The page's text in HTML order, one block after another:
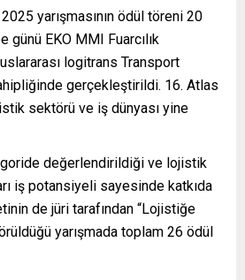
yarışmasının ödül töreni 20
günü EKO MMI Fuarcılık
logitrans Transport
gerçekleştirildi. 16. Atlas
sektörü ve iş dünyası yine
değerlendirildiği ve lojistik
iş potansiyeli sayesinde katkıda
de jüri tarafından “Lojistiğe
yarışmada toplam 26 ödül